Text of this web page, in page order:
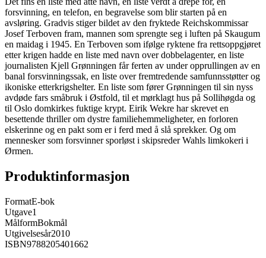
forsvinning, en telefon, en begravelse som blir starten på en
avsløring. Gradvis stiger bildet av den fryktede Reichskommissar
Josef Terboven fram, mannen som sprengte seg i luften på Skaugum
en maidag i 1945. En Terboven som ifølge ryktene fra rettsoppgjøret
etter krigen hadde en liste med navn over dobbelagenter, en liste
journalisten Kjell Grønningen får ferten av under opprullingen av en
banal forsvinningssak, en liste over fremtredende samfunnsstøtter og
ikoniske etterkrigshelter. En liste som fører Grønningen til sin nyss
avdøde fars småbruk i Østfold, til et mørklagt hus på Sollihøgda og
til Oslo domkirkes fuktige krypt. Eirik Wekre har skrevet en
besettende thriller om dystre familiehemmeligheter, en forloren
elskerinne og en pakt som er i ferd med å slå sprekker. Og om
mennesker som forsvinner sporløst i skipsreder Wahls limkokeri i
Ørmen.
Produktinformasjon
FormatE-bok
Utgave1
MålformBokmål
Utgivelsesår2010
ISBN9788205401662